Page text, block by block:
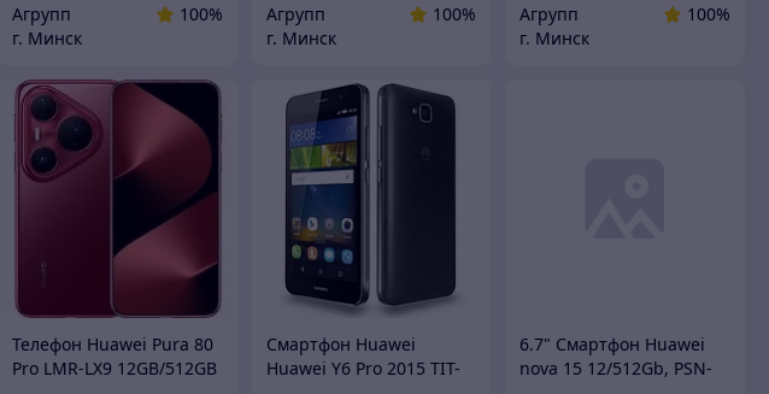
Агрупп
100%
г. Минск
Агрупп
100%
г. Минск
Агрупп
100%
г. Минск
Телефон Huawei Pura 80
Pro LMR-LX9 12GB/512GB
Смартфон Huawei
Huawei Y6 Pro 2015 TIT-
6.7" Смартфон Huawei
nova 15 12/512Gb, PSN-